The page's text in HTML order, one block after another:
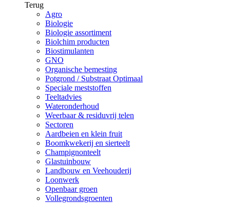
Terug
Agro
Biologie
Biologie assortiment
Biolchim producten
Biostimulanten
GNO
Organische bemesting
Potgrond / Substraat Optimaal
Speciale meststoffen
Teeltadvies
Wateronderhoud
Weerbaar & residuvrij telen
Sectoren
Aardbeien en klein fruit
Boomkwekerij en sierteelt
Champignonteelt
Glastuinbouw
Landbouw en Veehouderij
Loonwerk
Openbaar groen
Vollegrondsgroenten